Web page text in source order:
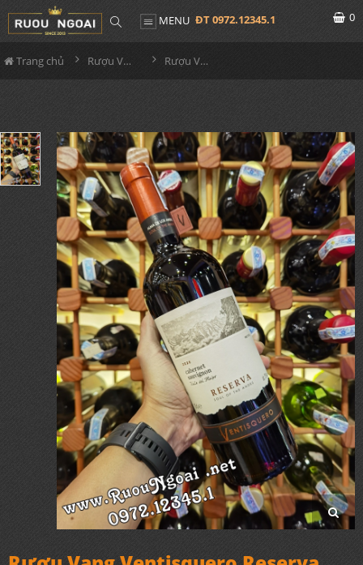
MENU ĐT 0972.12345.1 0
Trang chủ Rượu Vang Rượu Vang Ventisquero Reserva Cabernet Sauvignon